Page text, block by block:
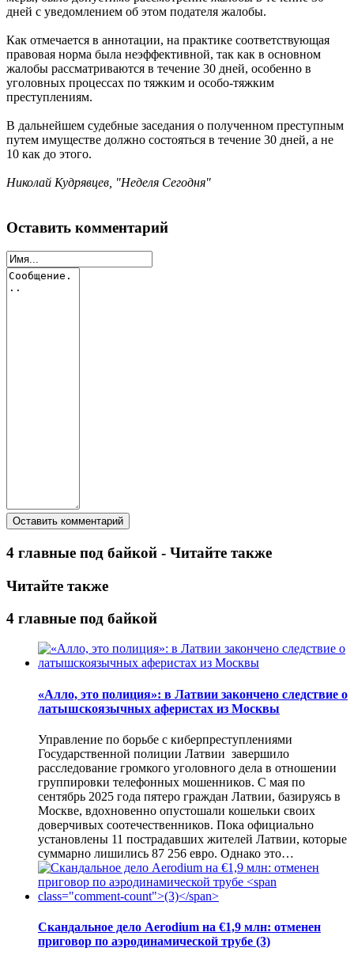
дней с уведомлением об этом подателя жалобы.
Как отмечается в аннотации, на практике соответствующая
правовая норма была неэффективной, так как в основном
жалобы рассматриваются в течение 30 дней, особенно в
уголовных процессах по тяжким и особо-тяжким
преступлениям.
В дальнейшем судебные заседания о полученном преступным
путем имуществе должно состояться в течение 30 дней, а не
10 как до этого.
Николай Кудрявцев, "Неделя Сегодня"
Оставить комментарий
4 главные под байкой - Читайте также
Читайте также
4 главные под байкой
«Алло, это полиция»: в Латвии закончено следствие о
латышскоязычных аферистах из Москвы
Управление по борьбе с киберпреступлениями
Государственной полиции Латвии завершило
расследование громкого уголовного дела в отношении
группировки телефонных мошенников. С мая по
сентябрь 2025 года пятеро граждан Латвии, базируясь в
Москве, вдохновенно опустошали кошельки своих
доверчивых соотечественников. Пока официально
установлены 11 пострадавших жителей Латвии, которые
суммарно лишились 87 256 евро. Однако это…
Скандальное дело Aerodium на €1,9 млн: отменен
приговор по аэродинамической трубе (3)